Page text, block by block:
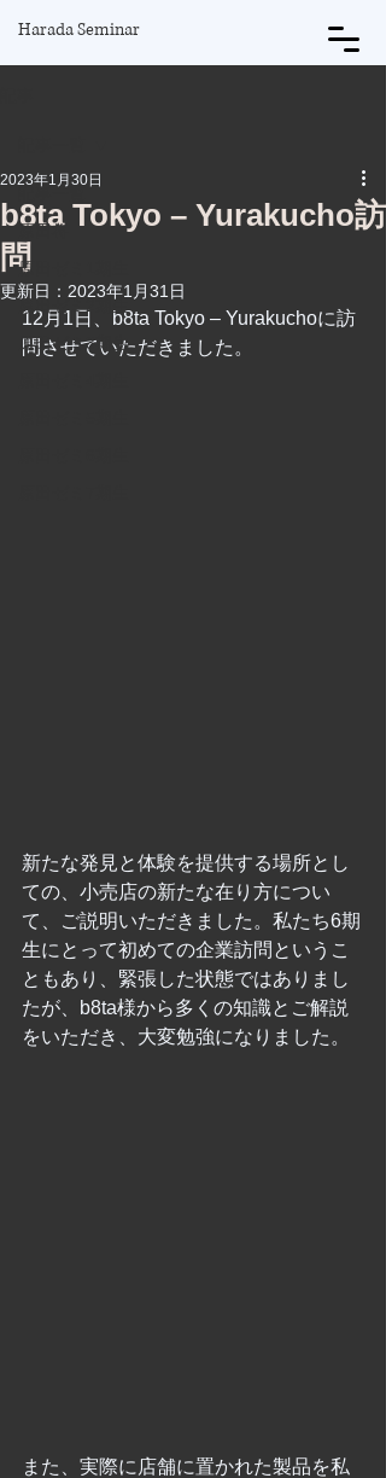
Harada Seminar
記事一覧
原田将
原田ゼミ1期生
原田ゼミ2期生
原田ゼミ3期生
b8ta Tokyo – Yurakucho訪
問
2023年1月30日
更新日： 2023年1月31日
12月1日、b8ta Tokyo – Yurakuchoに訪
問させていただきました。
新たな発見と体験を提供する場所とし
ての、小売店の新たな在り方につい
て、ご説明いただきました。私たち6期
生にとって初めての企業訪問というこ
ともあり、緊張した状態ではありまし
たが、b8ta様から多くの知識とご解説
をいただき、大変勉強になりました。
また、実際に店舗に置かれた製品を私